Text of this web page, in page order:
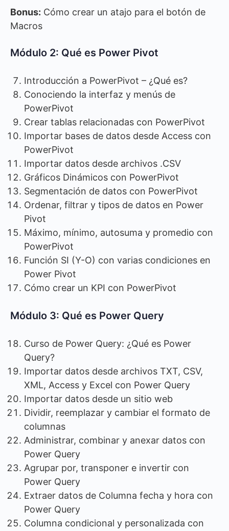
Bonus: Cómo crear un atajo para el botón de
Macros
Módulo 2: Qué es Power Pivot
Introducción a PowerPivot – ¿Qué es?
Conociendo la interfaz y menús de
PowerPivot
Crear tablas relacionadas con PowerPivot
Importar bases de datos desde Access con
PowerPivot
Importar datos desde archivos .CSV
Gráficos Dinámicos con PowerPivot
Segmentación de datos con PowerPivot
Ordenar, filtrar y tipos de datos en Power
Pivot
Máximo, mínimo, autosuma y promedio con
PowerPivot
Función SI (Y-O) con varias condiciones en
Power Pivot
Cómo crear un KPI con PowerPivot
Módulo 3: Qué es Power Query
Curso de Power Query: ¿Qué es Power
Query?
Importar datos desde archivos TXT, CSV,
XML, Access y Excel con Power Query
Importar datos desde un sitio web
Dividir, reemplazar y cambiar el formato de
columnas
Administrar, combinar y anexar datos con
Power Query
Agrupar por, transponer e invertir con
Power Query
Extraer datos de Columna fecha y hora con
Power Query
Columna condicional y personalizada con